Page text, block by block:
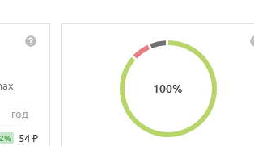
год
54 ₽
100%